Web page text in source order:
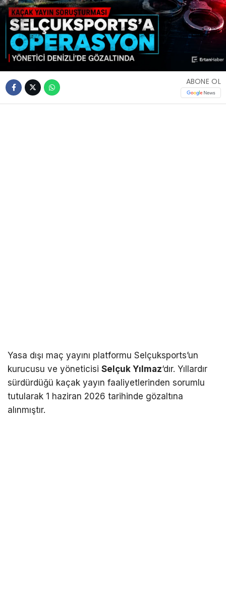
ABONE OL
Yasa dışı maç yayını platformu Selçuksports’un
kurucusu ve yöneticisi Selçuk Yılmaz‘dır. Yıllardır
sürdürdüğü kaçak yayın faaliyetlerinden sorumlu
tutularak 1 haziran 2026 tarihinde gözaltına
alınmıştır.